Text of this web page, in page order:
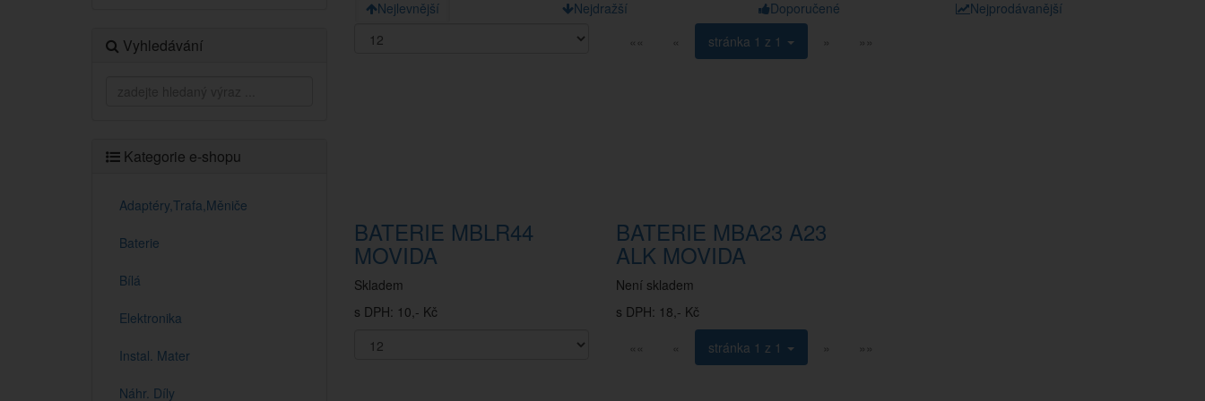
Vyhledávání
Kategorie e-shopu
Adaptéry,Trafa,Měniče
Baterie
Bílá
Elektronika
Instal. Mater
Náhr. Díly
Nejlevnější Nejdražší Doporučené
Nejprodávanější
««
« stránka 1 z 1 » »»
BATERIE MBLR44
MOVIDA
Skladem
s DPH: 10,- Kč
BATERIE MBA23 A23
ALK MOVIDA
Není skladem
s DPH: 18,- Kč
««
« stránka 1 z 1 » »»